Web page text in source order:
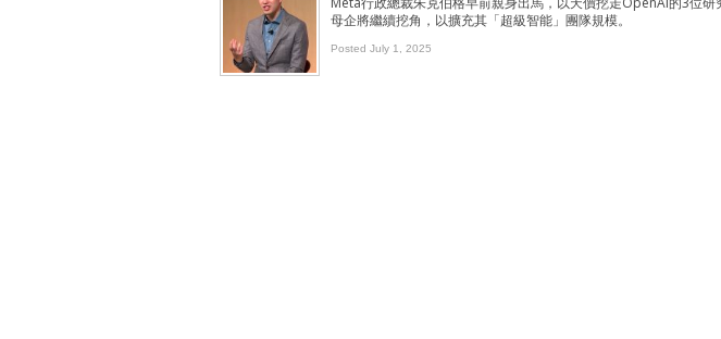
母企將繼續挖角，以擴充其「超級智能」團隊規模。
Posted July 1, 2025